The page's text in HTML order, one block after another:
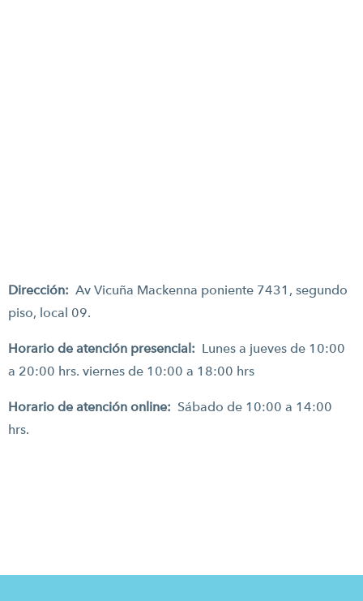
Dirección: Av Vicuña Mackenna poniente 7431, segundo
piso, local 09.
Horario de atención presencial: Lunes a jueves de 10:00
a 20:00 hrs. viernes de 10:00 a 18:00 hrs
Horario de atención online: Sábado de 10:00 a 14:00
hrs.